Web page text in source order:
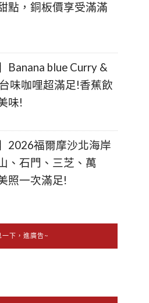
點，銅板價享受滿滿
Banana blue Curry &
味咖哩超滿足!香蕉飲
味!
2026福爾摩沙北海岸
、石門、三芝、萬
照一次滿足!
一下，進廣告~